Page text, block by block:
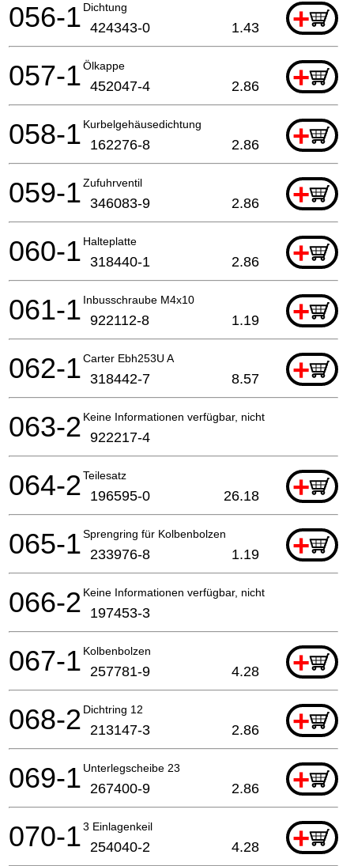
Dichtung +
056-1 424343-0 1.43
Ölkappe +
057-1 452047-4 2.86
Kurbelgehäusedichtung +
058-1 162276-8 2.86
Zufuhrventil +
059-1 346083-9 2.86
Halteplatte +
060-1 318440-1 2.86
Inbusschraube M4x10 +
061-1 922112-8 1.19
Carter Ebh253U A +
062-1 318442-7 8.57
Keine Informationen verfügbar, nicht bestellbar
063-2 922217-4
Teilesatz +
064-2 196595-0 26.18
Sprengring für Kolbenbolzen +
065-1 233976-8 1.19
Keine Informationen verfügbar, nicht bestellbar
066-2 197453-3
Kolbenbolzen +
067-1 257781-9 4.28
Dichtring 12 +
068-2 213147-3 2.86
Unterlegscheibe 23 +
069-1 267400-9 2.86
3 Einlagenkeil +
070-1 254040-2 4.28